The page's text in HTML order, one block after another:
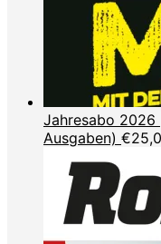
Jahresabo 2026
Ausgaben) €